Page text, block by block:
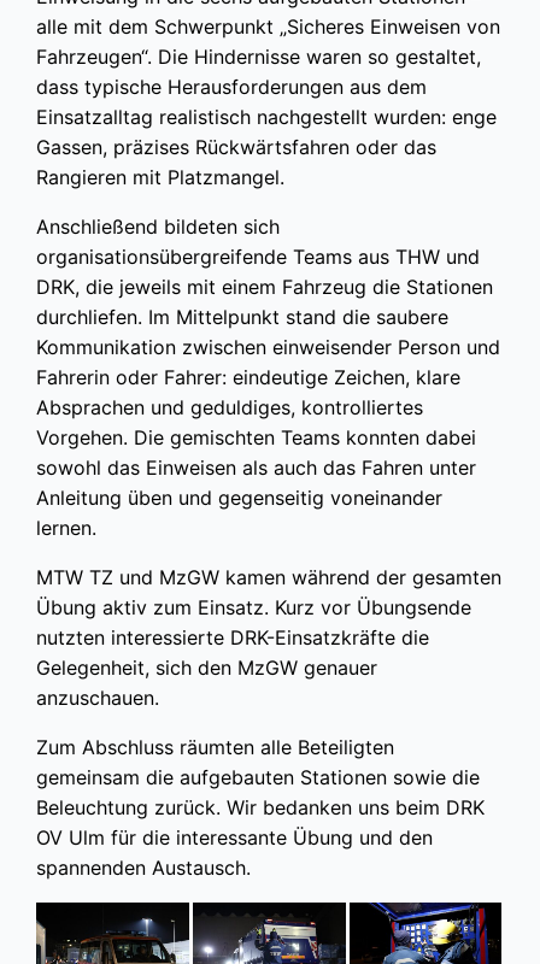
alle mit dem Schwerpunkt „Sicheres Einweisen von
Fahrzeugen“. Die Hindernisse waren so gestaltet,
dass typische Herausforderungen aus dem
Einsatzalltag realistisch nachgestellt wurden: enge
Gassen, präzises Rückwärtsfahren oder das
Rangieren mit Platzmangel.
Anschließend bildeten sich
organisationsübergreifende Teams aus THW und
DRK, die jeweils mit einem Fahrzeug die Stationen
durchliefen. Im Mittelpunkt stand die saubere
Kommunikation zwischen einweisender Person und
Fahrerin oder Fahrer: eindeutige Zeichen, klare
Absprachen und geduldiges, kontrolliertes
Vorgehen. Die gemischten Teams konnten dabei
sowohl das Einweisen als auch das Fahren unter
Anleitung üben und gegenseitig voneinander
lernen.
MTW TZ und MzGW kamen während der gesamten
Übung aktiv zum Einsatz. Kurz vor Übungsende
nutzten interessierte DRK-Einsatzkräfte die
Gelegenheit, sich den MzGW genauer
anzuschauen.
Zum Abschluss räumten alle Beteiligten
gemeinsam die aufgebauten Stationen sowie die
Beleuchtung zurück. Wir bedanken uns beim DRK
OV Ulm für die interessante Übung und den
spannenden Austausch.